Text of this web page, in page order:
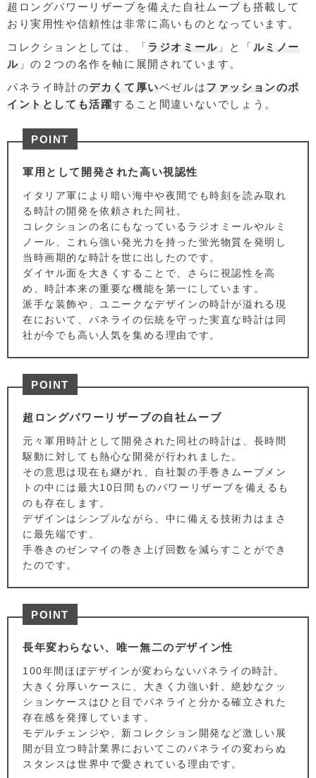
超ロングパワーリザーブを備えた自社ムーブも搭載して
おり実用性や信頼性は非常に高いものとなっています。
コレクションとしては、「ラジオミール 」と「 ルミノー
ル 」の２つの名作を軸に展開されています。
パネライ時計のデカくて厚いベゼルはファッションのポ
イントとしても活躍すること間違いないでしょう。
POINT
軍用として開発された高い視認性
イタリア軍により暗い海中や夜間でも時刻を読み取れ
る時計の開発を依頼された同社。
コレクションの名にもなっているラジオミールやルミ
ノール、これら強い発光力を持った蛍光物質を発明し
当時画期的な時計を世に出したのです。
ダイヤル面を大きくすることで、さらに視認性を高
め、時計本来の重要な機能を第一にしています。
派手な装飾や、ユニークなデザインの時計が溢れる現
在において、パネライの伝統を守った実直な時計は同
社が今でも高い人気を集める理由です。
POINT
超ロングパワーリザーブの自社ムーブ
元々軍用時計として開発された同社の時計は、長時間
駆動に対しても熱心な開発が行われました。
その意思は現在も継がれ、自社製の手巻きムーブメン
トの中には最大10日間ものパワーリザーブを備えるも
のも存在します。
デザインはシンプルながら、中に備える技術力はまさ
に最先端です。
手巻きのゼンマイの巻き上げ回数を減らすことができ
たのです。
POINT
長年変わらない、唯一無二のデザイン性
100年間ほぼデザインが変わらないパネライの時計。
大きく分厚いケースに、大きく力強い針、絶妙なクッ
ションケースはひと目でパネライと分かる確立された
存在感を発揮しています。
モデルチェンジや、新コレクション開発など激しい展
開が目立つ時計業界においてこのパネライの変わらぬ
スタンスは世界中で愛されている理由です。